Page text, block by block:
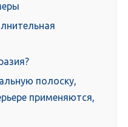
полоску,
применяются,